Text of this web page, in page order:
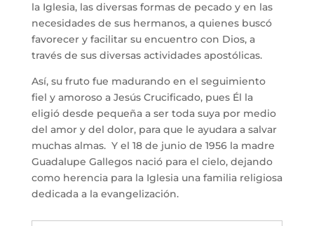
la Iglesia, las diversas formas de pecado y en las
necesidades de sus hermanos, a quienes buscó
favorecer y facilitar su encuentro con Dios, a
través de sus diversas actividades apostólicas.
Así, su fruto fue madurando en el seguimiento
fiel y amoroso a Jesús Crucificado, pues Él la
eligió desde pequeña a ser toda suya por medio
del amor y del dolor, para que le ayudara a salvar
muchas almas. Y el 18 de junio de 1956 la madre
Guadalupe Gallegos nació para el cielo, dejando
como herencia para la Iglesia una familia religiosa
dedicada a la evangelización.